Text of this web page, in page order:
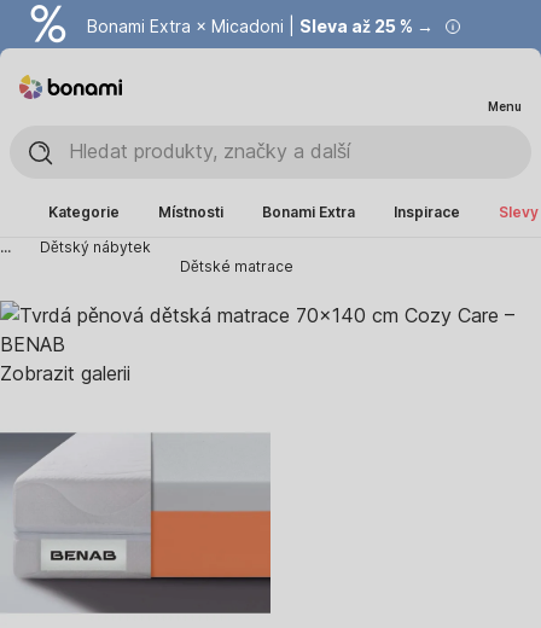
Bonami Extra × Micadoni | Sleva až 25 % →
Summer Sale | Ušetřete až 40 % →
Menu
Kategorie Místnosti Bonami Extra Inspirace
...
Dětský nábytek
Dětské matrace
Zobrazit galerii